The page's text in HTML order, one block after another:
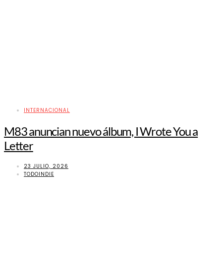
INTERNACIONAL
M83 anuncian nuevo álbum, I Wrote You a
Letter
23 JULIO, 2026
TODOINDIE